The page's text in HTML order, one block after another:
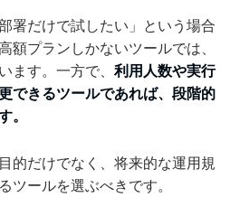
署だけで試したい」という場合
額プランしかないツールでは、
ます。一方で、 利用人数や実行
できるツールであれば、段階的
。
的だけでなく、将来的な運用規
ツールを選ぶべきです。